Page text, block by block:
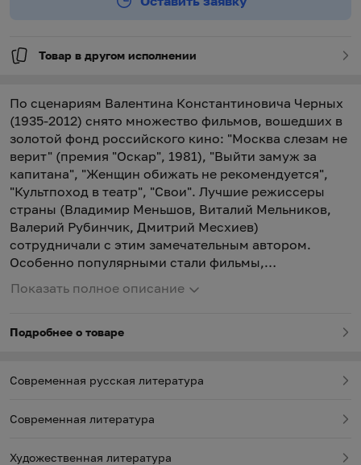
Товар в другом исполнении
По сценариям Валентина Константиновича Черных
(1935-2012) снято множество фильмов, вошедших в
золотой фонд российского кино: "Москва слезам не
верит" (премия "Оскар", 1981), "Выйти замуж за
капитана", "Женщин обижать не рекомендуется",
"Культпоход в театр", "Свои". Лучшие режиссеры
страны (Владимир Меньшов, Виталий Мельников,
Валерий Рубинчик, Дмитрий Месхиев)
сотрудничали с этим замечательным автором.
Особенно популярными стали фильмы,
посвященные женщинам: тому, как они ищут свою
любовь, борются с судьбой, стремятся завоевать
слезам не верит", созданного В. Черных на основе
неожиданного!
Показать полное описание
Подробнее о товаре
Современная русская литература
Современная литература
Художественная литература